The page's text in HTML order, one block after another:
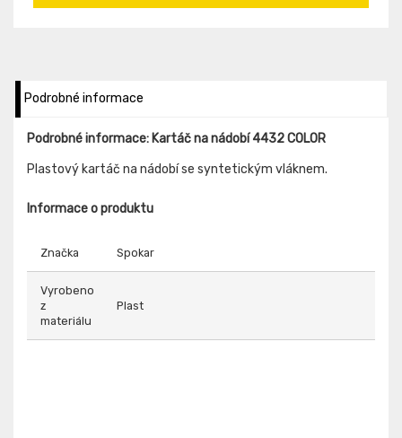
Podrobné informace
Podrobné informace: Kartáč na nádobí 4432 COLOR
Plastový kartáč na nádobí se syntetickým vláknem.
Informace o produktu
Značka Spokar
Vyrobeno
z
materiálu
Plast